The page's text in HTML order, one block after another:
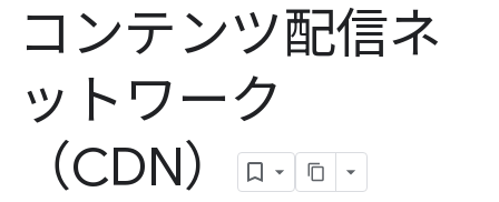
コンテンツ配信ネ
ットワーク
（CDN）